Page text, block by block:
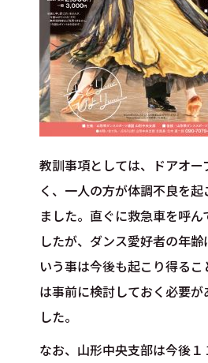
教訓事項としては、ドアオー
く、一人の方が体調不良を
ました。直ぐに救急車を呼
したが、ダンス愛好者の年齢
いう事は今後も起こり得る
は事前に検討しておく必要
した。
なお、山形中央支部は今後１